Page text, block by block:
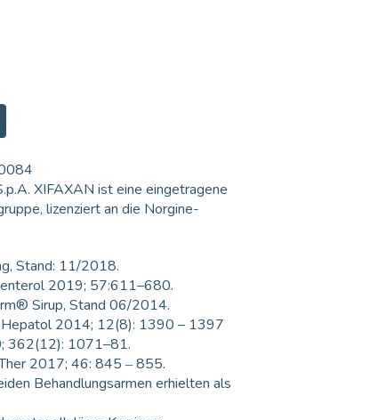
XIFAXAN ist eine eingetragene
lizenziert an die Norgine-
Stand: 11/2018.
2019; 57:611–680.
Sirup, Stand 06/2014.
Hepatol 2014; 12(8): 1390 – 1397
362(12): 1071–81.
2017; 46: 845 ‒ 855.
Behandlungsarmen erhielten als